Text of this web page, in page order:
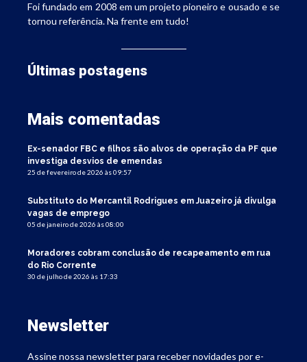
Foi fundado em 2008 em um projeto pioneiro e ousado e se
tornou referência. Na frente em tudo!
Últimas postagens
Mais comentadas
Ex-senador FBC e filhos são alvos de operação da PF que
investiga desvios de emendas
25 de fevereiro de 2026 às 09:57
Substituto do Mercantil Rodrigues em Juazeiro já divulga
vagas de emprego
05 de janeiro de 2026 às 08:00
Moradores cobram conclusão de recapeamento em rua
do Rio Corrente
30 de julho de 2026 às 17:33
Newsletter
Assine nossa newsletter para receber novidades por e-